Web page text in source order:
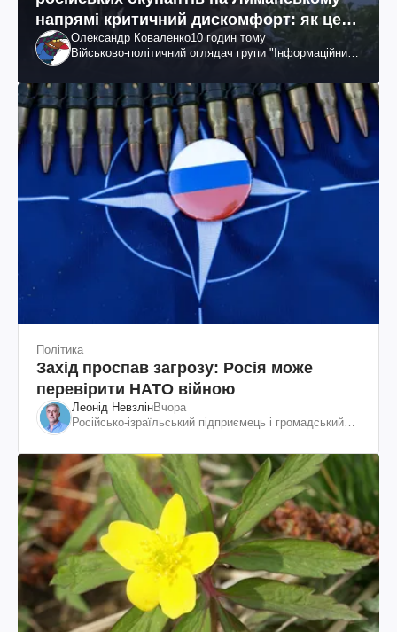
напрямі критичний дискомфорт: як це
вдалосяОлександр Коваленко10 годин тому
Військово-політичний оглядач групи "Інформаційний
Політика
Захід проспав загрозу: Росія може
перевірити НАТО війною
Леонід НевзлінВчора
Російсько-ізраїльський підприємець і громадський